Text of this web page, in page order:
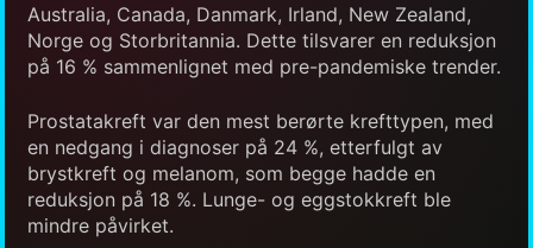
Australia, Canada, Danmark, Irland, New Zealand,
Norge og Storbritannia. Dette tilsvarer en reduksjon
på 16 % sammenlignet med pre-pandemiske trender.
Prostatakreft var den mest berørte krefttypen, med
en nedgang i diagnoser på 24 %, etterfulgt av
brystkreft og melanom, som begge hadde en
reduksjon på 18 %. Lunge- og eggstokkreft ble
mindre påvirket.